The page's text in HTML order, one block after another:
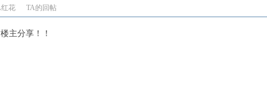
花 TA的回帖
主分享！！